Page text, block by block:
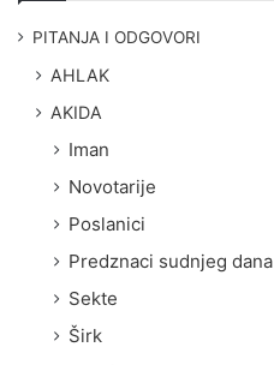
PITANJA I ODGOVORI
AHLAK
AKIDA
Iman
Novotarije
Poslanici
Predznaci sudnjeg dana
Sekte
Širk